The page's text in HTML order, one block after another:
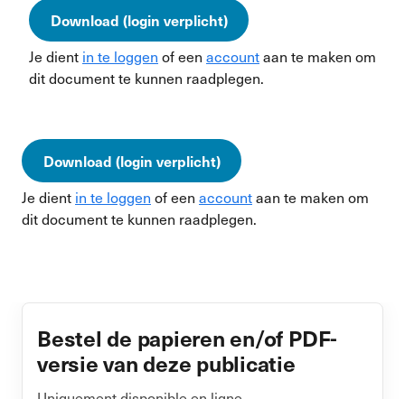
Download (login verplicht)
Je dient in te loggen of een accountaan te maken om
dit document te kunnen raadplegen.
Download (login verplicht)
Je dient in te loggen of een accountaan te maken om
dit document te kunnen raadplegen.
Bestel de papieren en/of PDF-
versie van deze publicatie